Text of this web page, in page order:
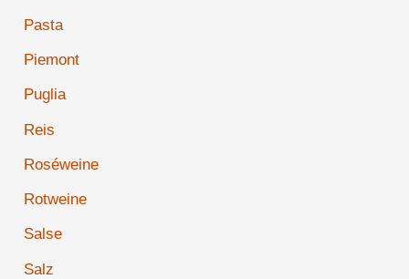
Pasta
Piemont
Puglia
Reis
Roséweine
Rotweine
Salse
Salz